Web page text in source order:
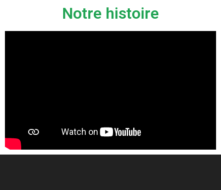
Notre histoire